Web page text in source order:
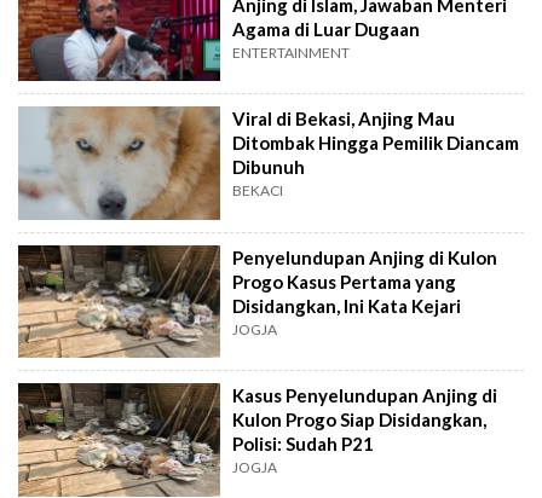
Agama di Luar Dugaan
ENTERTAINMENT
Viral di Bekasi, Anjing Mau
Ditombak Hingga Pemilik Diancam
Dibunuh
BEKACI
Penyelundupan Anjing di Kulon
Progo Kasus Pertama yang
Disidangkan, Ini Kata Kejari
JOGJA
Kasus Penyelundupan Anjing di
Kulon Progo Siap Disidangkan,
Polisi: Sudah P21
JOGJA